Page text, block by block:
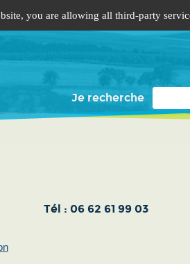
Je recherche
Tél : 06 62 61 99 03
you are allowing all third-party